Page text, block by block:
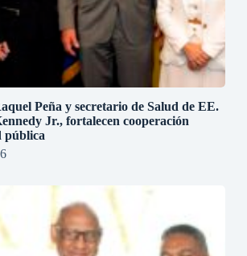
Peña y secretario de Salud de EE.
Jr., fortalecen cooperación
pública